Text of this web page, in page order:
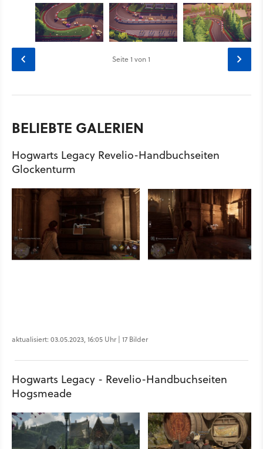
Seite1 von 1
BELIEBTE GALERIEN
Hogwarts Legacy Revelio-Handbuchseiten
Glockenturm
aktualisiert: 03.05.2023, 16:05 Uhr | 17 Bilder
Hogwarts Legacy - Revelio-Handbuchseiten
Hogsmeade